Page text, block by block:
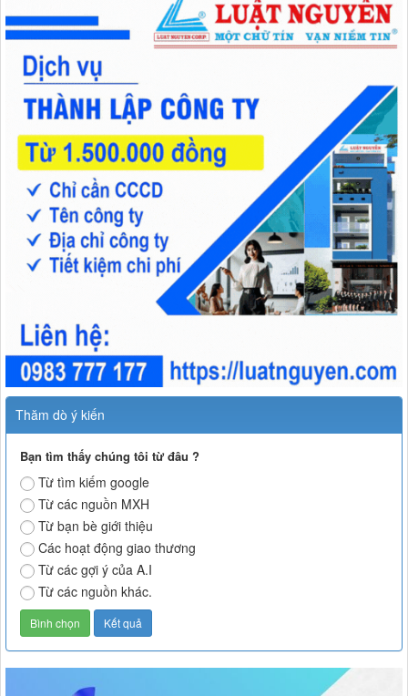
Thăm dò ý kiến
Bạn tìm thấy chúng tôi từ đâu ?
Từ tìm kiếm google
Từ các nguồn MXH
Từ bạn bè giới thiệu
Các hoạt động giao thương
Từ các gợi ý của A.I
Từ các nguồn khác.